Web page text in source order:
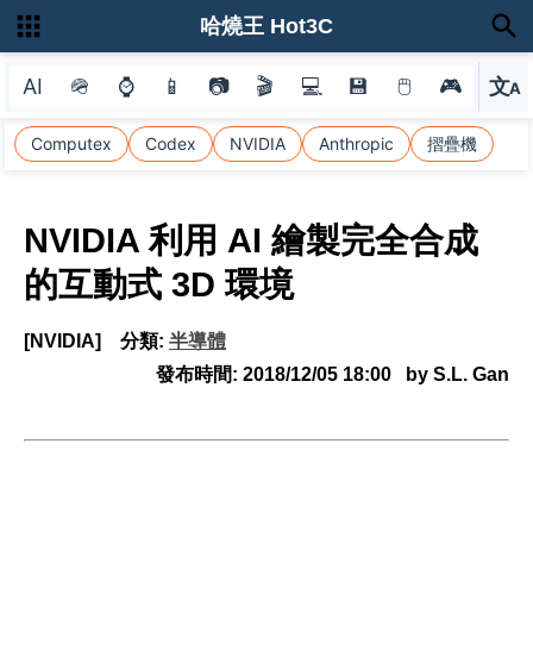
AI 🪖 ⌚ 📱 📷 🎬 💻 💾 🖱 🎮 文A
選
Computex Codex NVIDIA Anthropic 摺疊機
哈燒王 Hot3C
NVIDIA 利用 AI 繪製完全合成
的互動式 3D 環境
[NVIDIA] 分類: 半導體
發布時間: 2018/12/05 18:00 by S.L. Gan